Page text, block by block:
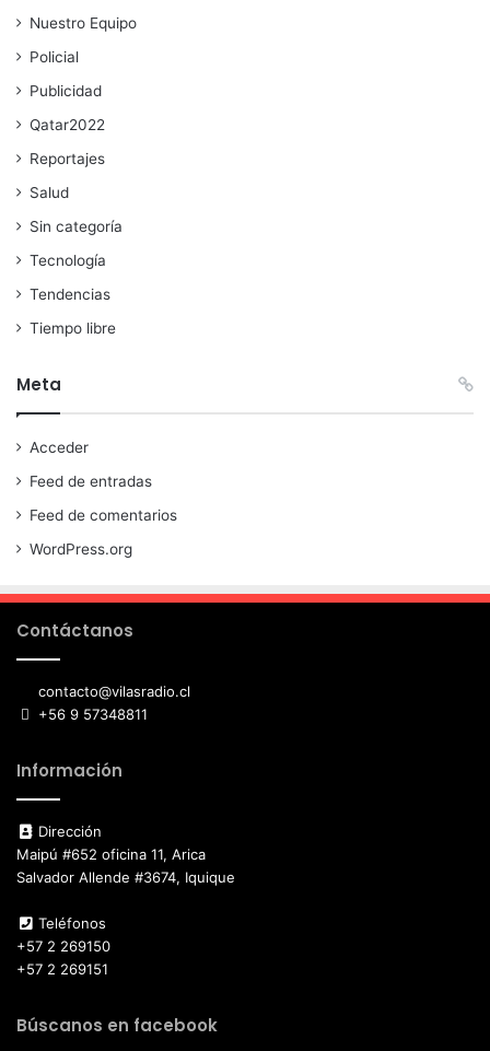
Nuestro Equipo
Policial
Publicidad
Qatar2022
Reportajes
Salud
Sin categoría
Tecnología
Tendencias
Tiempo libre
Meta
Acceder
Feed de entradas
Feed de comentarios
WordPress.org
Contáctanos
contacto@vilasradio.cl
+56 9 57348811
Información
Dirección
Maipú #652 oficina 11, Arica
Salvador Allende #3674, Iquique
Teléfonos
+57 2 269150
+57 2 269151
Búscanos en facebook